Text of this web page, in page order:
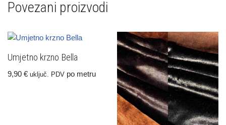
Povezani proizvodi
Umjetno krzno Bella
9,90 € uključ. PDV po metru